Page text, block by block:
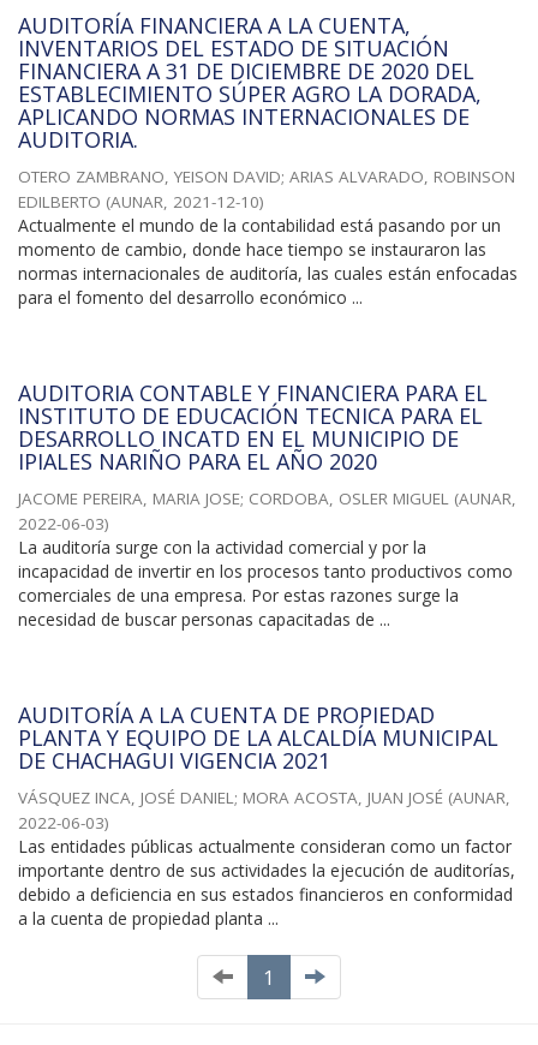
AUDITORÍA FINANCIERA A LA CUENTA,
INVENTARIOS DEL ESTADO DE SITUACIÓN
FINANCIERA A 31 DE DICIEMBRE DE 2020 DEL
ESTABLECIMIENTO SÚPER AGRO LA DORADA,
APLICANDO NORMAS INTERNACIONALES DE
AUDITORIA.
OTERO ZAMBRANO, YEISON DAVID; ARIAS ALVARADO, ROBINSON
EDILBERTO (AUNAR, 2021-12-10)
Actualmente el mundo de la contabilidad está pasando por un
momento de cambio, donde hace tiempo se instauraron las
normas internacionales de auditoría, las cuales están enfocadas
para el fomento del desarrollo económico ...
AUDITORIA CONTABLE Y FINANCIERA PARA EL
INSTITUTO DE EDUCACIÓN TECNICA PARA EL
DESARROLLO INCATD EN EL MUNICIPIO DE
IPIALES NARIÑO PARA EL AÑO 2020
JACOME PEREIRA, MARIA JOSE; CORDOBA, OSLER MIGUEL (AUNAR,
2022-06-03)
La auditoría surge con la actividad comercial y por la
incapacidad de invertir en los procesos tanto productivos como
comerciales de una empresa. Por estas razones surge la
necesidad de buscar personas capacitadas de ...
AUDITORÍA A LA CUENTA DE PROPIEDAD
PLANTA Y EQUIPO DE LA ALCALDÍA MUNICIPAL
DE CHACHAGUI VIGENCIA 2021
VÁSQUEZ INCA, JOSÉ DANIEL; MORA ACOSTA, JUAN JOSÉ (AUNAR,
2022-06-03)
Las entidades públicas actualmente consideran como un factor
importante dentro de sus actividades la ejecución de auditorías,
debido a deficiencia en sus estados financieros en conformidad
a la cuenta de propiedad planta ...
1